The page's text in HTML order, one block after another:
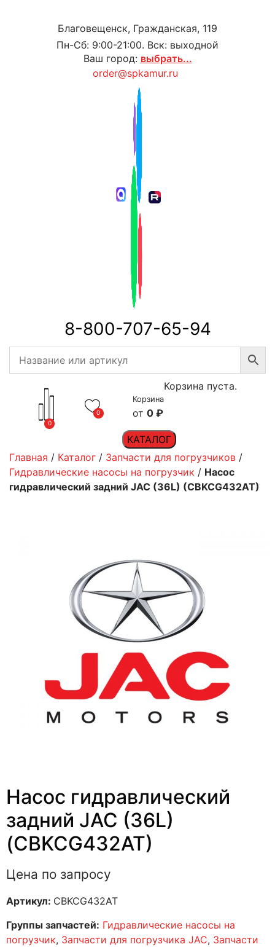
Благовещенск, Гражданская, 119
Пн-Сб: 9:00-21:00. Вск: выходной
Ваш город: выбрать...
order@spkamur.ru
8-800-707-65-94
0
0
Корзина
0 ₽
Корзина пуста.
КАТАЛОГ
Главная / Каталог / Запчасти для погрузчиков /
Гидравлические насосы на погрузчик / Насос
гидравлический задний JAC (36L) (CBKCG432AT)
Насос гидравлический
задний JAC (36L)
(CBKCG432AT)
Цена по запросу
Артикул: CBKCG432AT
Группы запчастей: Гидравлические насосы на
погрузчик, Запчасти для погрузчика JAC, Запчасти